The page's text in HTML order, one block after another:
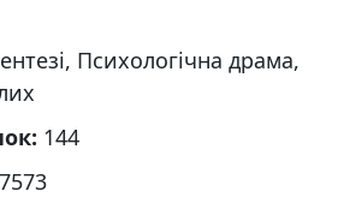
Психологічна драма,
144